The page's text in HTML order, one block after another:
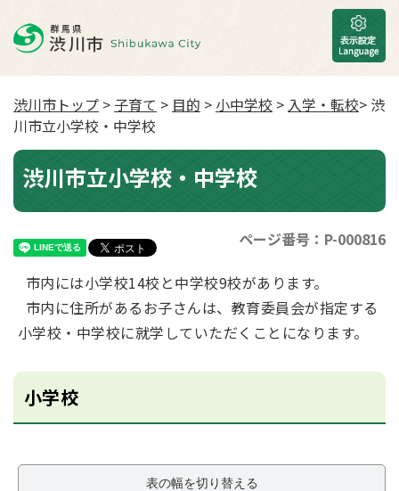
渋川市トップ > 子育て > 目的 > 小中学校 > 入学・転校> 渋
川市立小学校・中学校
渋川市立小学校・中学校
ページ番号：P-000816
市内には小学校14校と中学校9校があります。
市内に住所があるお子さんは、教育委員会が指定する
小学校・中学校に就学していただくことになります。
小学校
表の幅を切り替える